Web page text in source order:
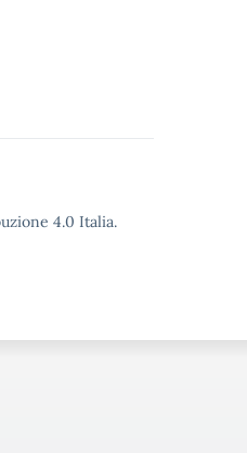
4.0 Italia.